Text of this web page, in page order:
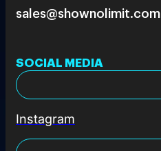
sales@shownolimit.com
SOCIAL MEDIA
Instagram